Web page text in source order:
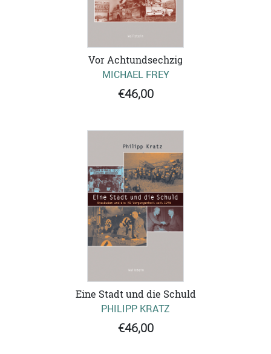
Vor Achtundsechzig
MICHAEL FREY
€46,00
Eine Stadt und die Schuld
PHILIPP KRATZ
€46,00